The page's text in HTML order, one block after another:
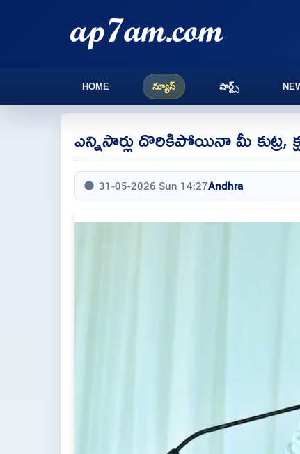
HOME న్యూస్ షార్ట్స్
ఎన్నిసార్లు దొరికిపోయినా మీ
31-05-2026 Sun 14:27Andhra